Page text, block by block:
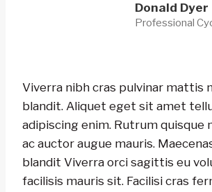
Donald Dyer
Professional
Viverra nibh cras pulvinar mattis
blandit. Aliquet eget sit amet
adipiscing enim. Rutrum quisque
ac auctor augue mauris.
blandit Viverra orci sagittis eu
facilisis mauris sit. Facilisi cras